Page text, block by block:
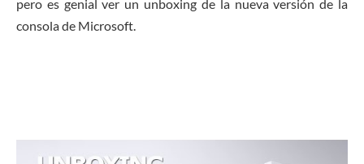
pero es genial ver un unboxing de la nueva versión de la
consola de Microsoft.